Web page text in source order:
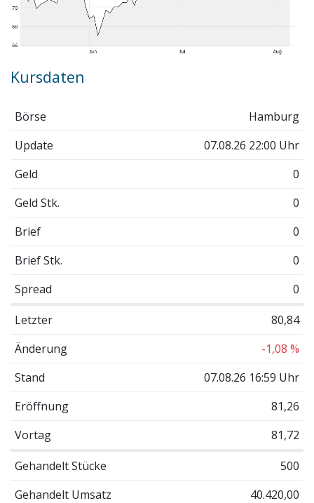
Kursdaten
Börse
Hamburg
Update
07.08.26 22:00 Uhr
Geld
0
Geld Stk.
0
Brief
0
Brief Stk.
0
Spread
0
Letzter
80,84
Änderung
-1,08 %
Stand
07.08.26 16:59 Uhr
Eröffnung
81,26
Vortag
81,72
Gehandelt Stücke
500
Gehandelt Umsatz
40.420,00